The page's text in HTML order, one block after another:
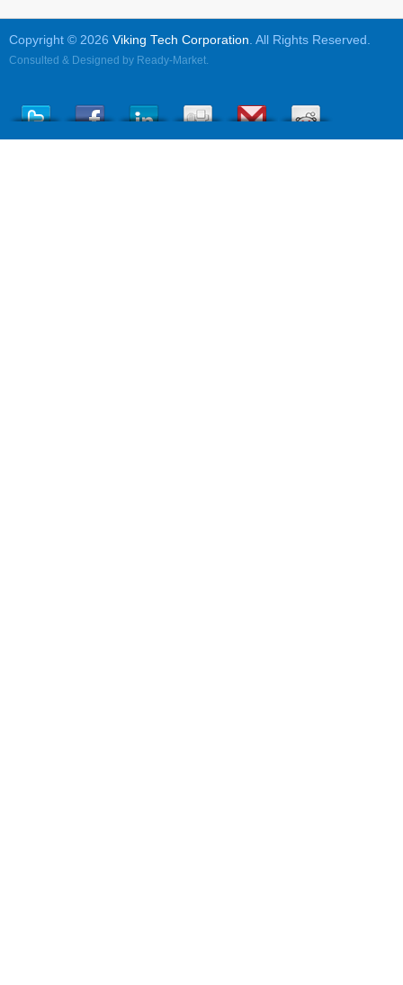
Copyright © 2026 Viking Tech Corporation . All Rights Reserved.
Consulted & Designed by Ready-Market